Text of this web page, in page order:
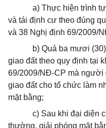
a) Thực hiện trình
và tái định cư theo đúng
và 38 Nghị định 69/2009/
b) Quá ba mươi
giao đất theo quy định tại
69/2009/NĐ-CP mà người
giao đất cho tổ chức làm
mặt bằng;
c) Sau khi đại diện
thường, giải phóng mặt